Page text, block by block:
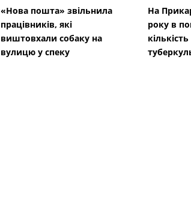
«Нова пошта» звільнила
працівників, які
виштовхали собаку на
вулицю у спеку
На
року в